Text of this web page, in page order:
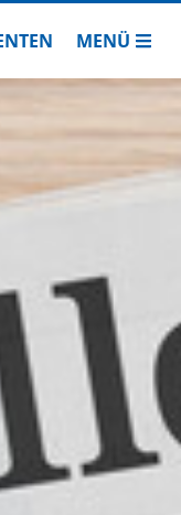
MENÜ